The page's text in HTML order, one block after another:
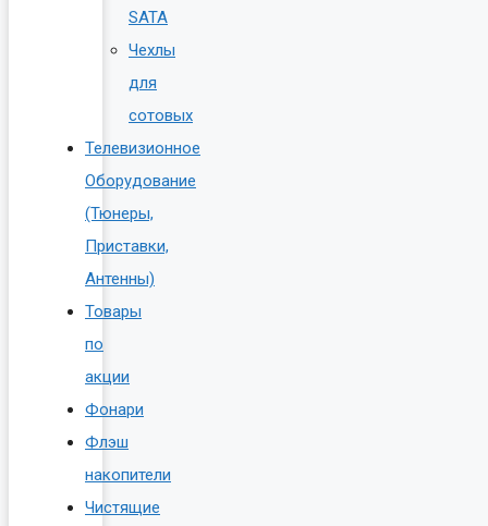
SATA
Чехлы
для
сотовых
Телевизионное
Оборудование
(Тюнеры,
Приставки,
Антенны)
Товары
по
акции
Фонари
Флэш
накопители
Чистящие